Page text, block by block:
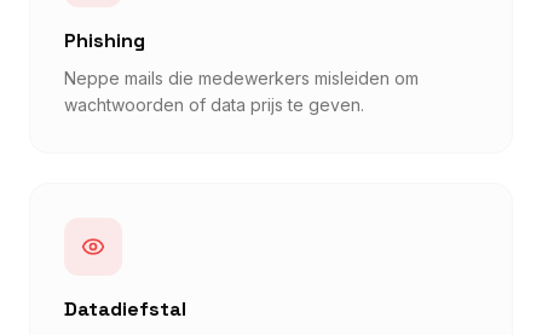
Phishing
Neppe mails die medewerkers misleiden om
wachtwoorden of data prijs te geven.
Datadiefstal